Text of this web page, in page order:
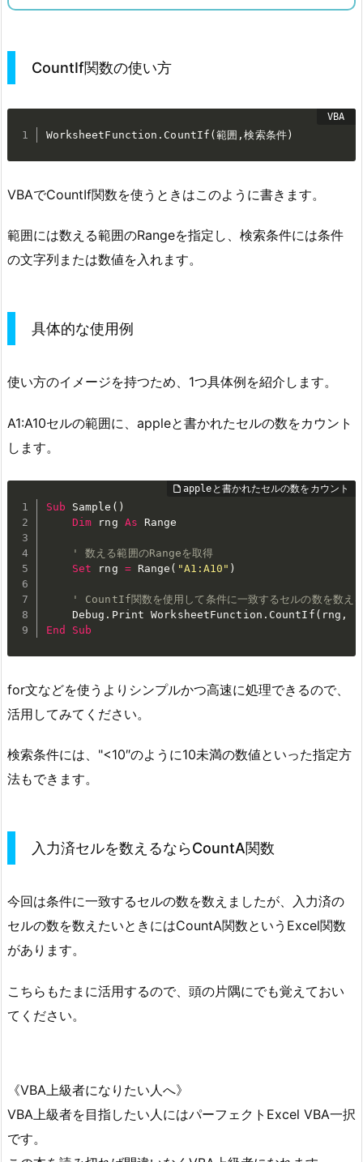
CountIf関数の使い方
WorksheetFunction . CountIf (範囲 ,検索条件)
VBAでCountIf関数を使うときはこのように書きます。
範囲には数える範囲のRangeを指定し、検索条件には条件
の文字列または数値を入れます。
具体的な使用例
使い方のイメージを持つため、1つ具体例を紹介します。
A1:A10セルの範囲に、appleと書かれたセルの数をカウント
します。
Sub Sample ( )
Dim rng As Range
' 数える範囲のRangeを取得
Set rng = Range ( "A1:A10" )
' CountIf関数を使用して条件に一致するセルの数を数え
    Debug
. Print WorksheetFunction . CountIf ( rng ,
End
Sub
for文などを使うよりシンプルかつ高速に処理できるので、
活用してみてください。
検索条件には、"<10″のように10未満の数値といった指定方
法もできます。
入力済セルを数えるならCountA関数
今回は条件に一致するセルの数を数えましたが、入力済の
セルの数を数えたいときにはCountA関数というExcel関数
があります。
こちらもたまに活用するので、頭の片隅にでも覚えておい
てください。
《VBA上級者になりたい人へ》
VBA上級者を目指したい人にはパーフェクトExcel VBA一択
です。